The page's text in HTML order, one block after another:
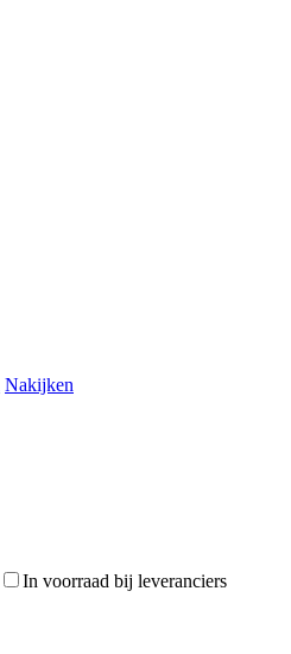
Nakijken
In voorraad bij leveranciers